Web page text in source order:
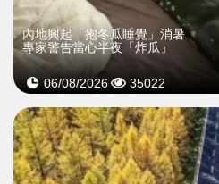
內地興起「抱冬瓜睡覺」消暑
專家警告當心半夜「炸瓜」
06/08/2026 35022